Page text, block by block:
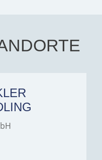
Hegerich Immobilien to
anyone looking for a home.